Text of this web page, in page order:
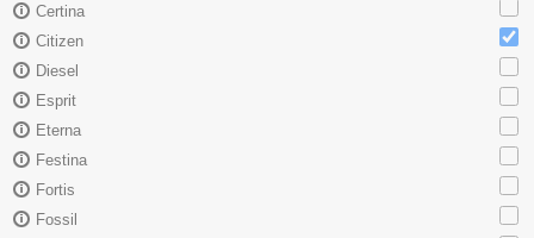
Certina
Citizen
Diesel
Esprit
Eterna
Festina
Fortis
Fossil